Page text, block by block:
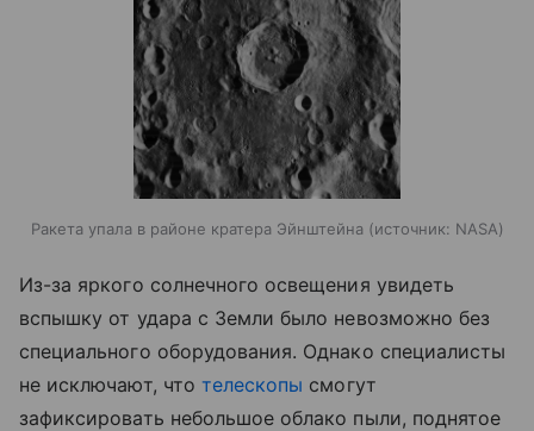
Ракета упала в районе кратера Эйнштейна источник: NASA
Из-за яркого солнечного освещения увидеть
вспышку от удара с Земли было невозможно без
специального оборудования. Однако специалисты
не исключают, что телескопы смогут
зафиксировать небольшое облако пыли, поднятое